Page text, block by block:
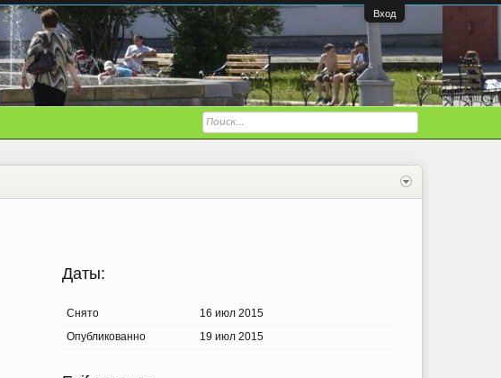
Вход
Даты:
Снято
16 июл 2015
Опубликованно
19 июл 2015